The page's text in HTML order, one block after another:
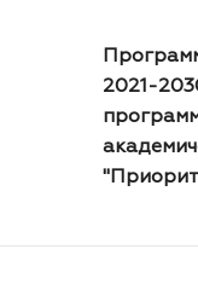
2021-